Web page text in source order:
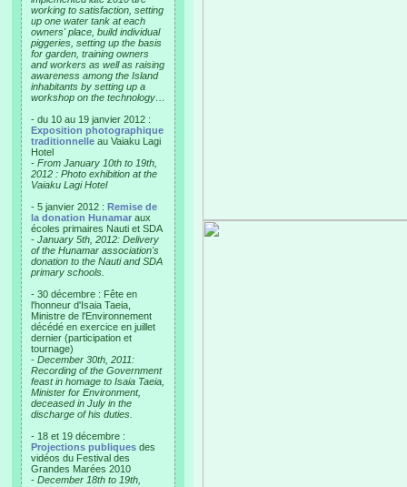
working to satisfaction, setting
up one water tank at each
owners' place, build individual
piggeries, setting up the basis
for garden, training owners
and workers as well as raising
awareness among the Island
inhabitants by setting up a
workshop on the technology…
- du 10 au 19 janvier 2012 :
Exposition photographique
traditionnelle au Vaiaku Lagi
Hotel
- From January 10th to 19th,
2012 : Photo exhibition at the
Vaiaku Lagi Hotel
- 5 janvier 2012 : Remise de
la donation Hunamar aux
écoles primaires Nauti et SDA
- January 5th, 2012: Delivery
of the Hunamar association's
donation to the Nauti and SDA
primary schools.
- 30 décembre : Fête en
l'honneur d'Isaia Taeia,
Ministre de l'Environnement
décédé en exercice en juillet
dernier (participation et
tournage)
- December 30th, 2011:
Recording of the Government
feast in homage to Isaia Taeia,
Minister for Environment,
deceased in July in the
discharge of his duties.
- 18 et 19 décembre :
Projections publiques des
vidéos du Festival des
Grandes Marées 2010
- December 18th to 19th,